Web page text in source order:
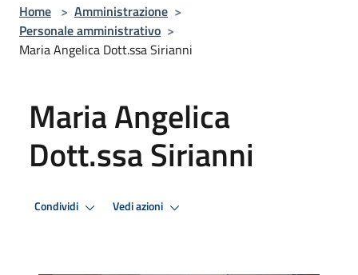
Home > Amministrazione >
Personale amministrativo >
Maria Angelica Dott.ssa Sirianni
Maria Angelica
Dott.ssa Sirianni
Condividi Vedi azioni